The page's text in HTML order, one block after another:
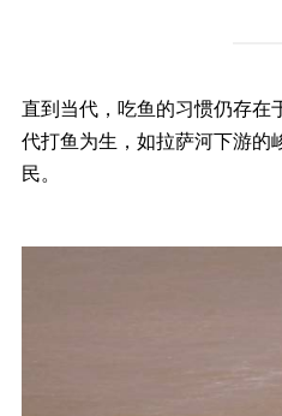
直到当代，吃鱼的习惯仍存在
代打鱼为生，如拉萨河下游的
民。